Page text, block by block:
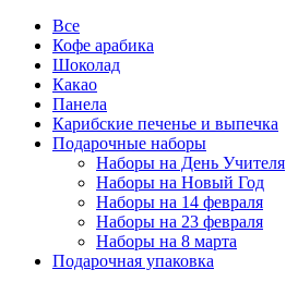
Все
Кофе арабика
Шоколад
Какао
Панела
Карибские печенье и выпечка
Подарочные наборы
Наборы на День Учителя
Наборы на Новый Год
Наборы на 14 февраля
Наборы на 23 февраля
Наборы на 8 марта
Подарочная упаковка